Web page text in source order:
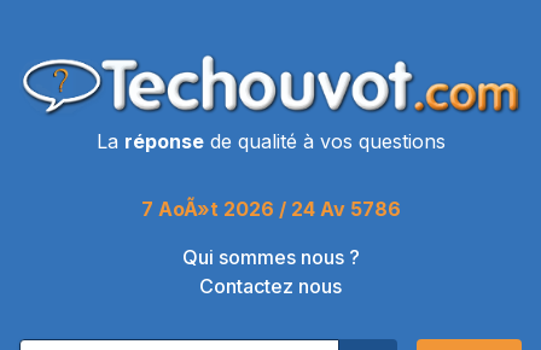
La réponsede qualité à vos questions
7 AoÃ»t 2026 / 24 Av 5786
Qui sommes nous ?
Contactez nous